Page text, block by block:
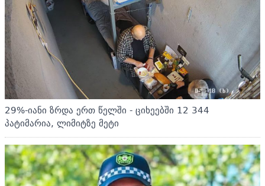
29%-იანი ზრდა ერთ წელში - ციხეებში 12 344
პატიმარია, ლიმიტზე მეტი